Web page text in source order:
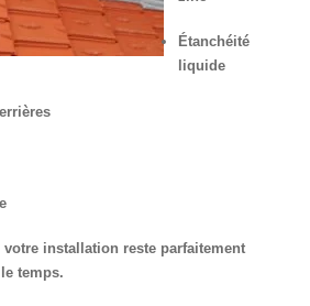
Étanchéité
liquide
votre installation reste parfaitement
temps.